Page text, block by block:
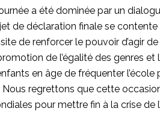
a été dominée par un
de déclaration finale se
de renforcer le pouvoir d’agir
de l’égalité des genres
en âge de fréquenter
Nous regrettons que cette
pour mettre fin à la crise de